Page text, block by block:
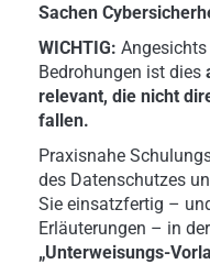
Sachen
WICHTIG: Angesichts
Bedrohungen ist dies
relevant, die nicht
fallen.
Praxisnahe
des Datenschutzes
Sie einsatzfertig –
Erläuterungen – in
„Unterweisungs-